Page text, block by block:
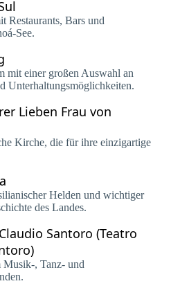
Restaurants, Bars und
See.
mit einer großen Auswahl an
Unterhaltungsmöglichkeiten.
Lieben Frau von
Kirche, die für ihre einzigartige
Helden und wichtiger
des Landes.
Santoro (Teatro
, Tanz- und